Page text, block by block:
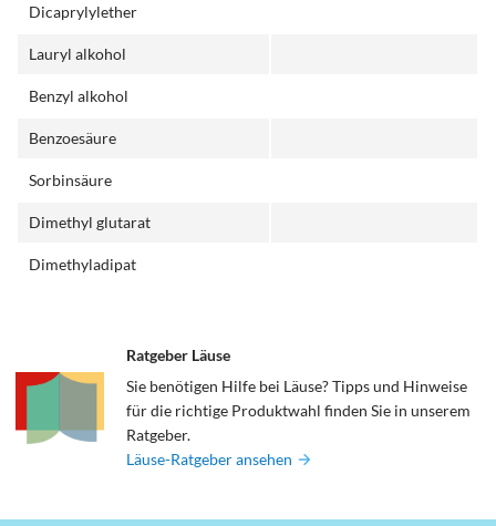
Dicaprylylether
Lauryl alkohol
Benzyl alkohol
Benzoesäure
Sorbinsäure
Dimethyl glutarat
Dimethyladipat
Ratgeber Läuse
Sie benötigen Hilfe bei Läuse? Tipps und Hinweise
für die richtige Produktwahl finden Sie in unserem
Ratgeber.
Läuse-Ratgeber ansehen